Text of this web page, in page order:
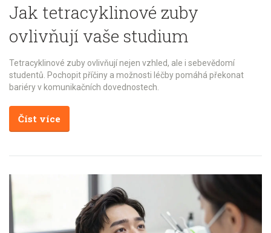
Jak tetracyklinové zuby
ovlivňují vaše studium
Tetracyklinové zuby ovlivňují nejen vzhled, ale i sebevědomí
studentů. Pochopit příčiny a možnosti léčby pomáhá překonat
bariéry v komunikačních dovednostech.
Číst více